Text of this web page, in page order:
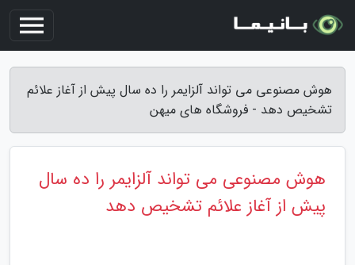
هوش مصنوعی می تواند آلزایمر را ده سال پیش از آغاز علائم
تشخیص دهد - فروشگاه های میهن
هوش مصنوعی می تواند آلزایمر را ده سال
پیش از آغاز علائم تشخیص دهد